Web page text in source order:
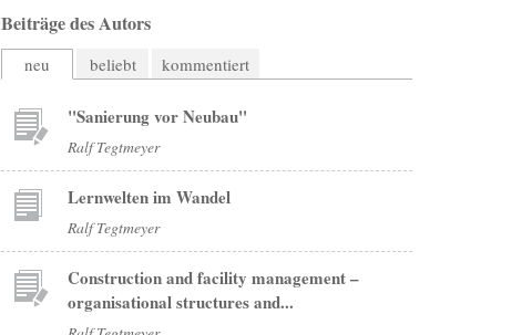
Beiträge des Autors
neu beliebt kommentiert
"Sanierung vor Neubau"
Ralf Tegtmeyer
Lernwelten im Wandel
Ralf Tegtmeyer
Construction and facility management –
organisational structures and...